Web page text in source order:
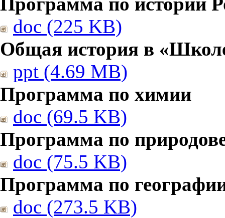
doc (225 KB)
Общая история в
ppt (4.69 MB)
Программа по химии
doc (69.5 KB)
Программа по
doc (75.5 KB)
Программа по
doc (273.5 KB)